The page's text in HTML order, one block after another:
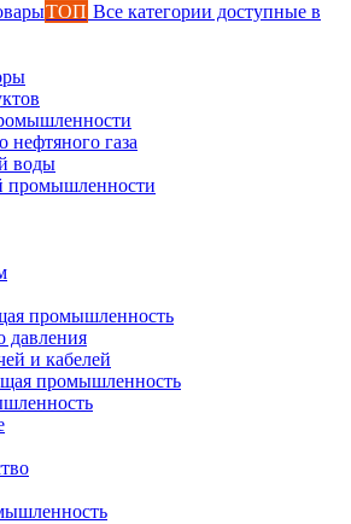
ТОП Все категории доступные в
газа
воды
промышленности
промышленность
давления
и кабелей
промышленность